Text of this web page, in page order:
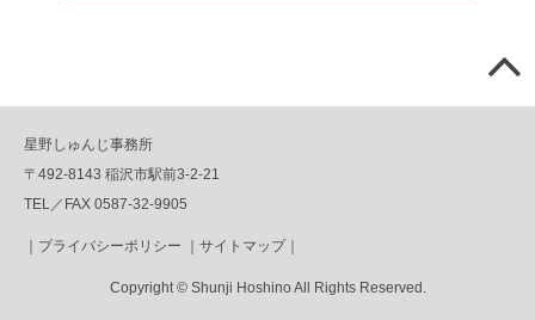
星野しゅんじ事務所
〒492-8143 稲沢市駅前3-2-21
TEL／FAX 0587-32-9905
プライバシーポリシー サイトマップ｜
Copyright © Shunji Hoshino All Rights Reserved.